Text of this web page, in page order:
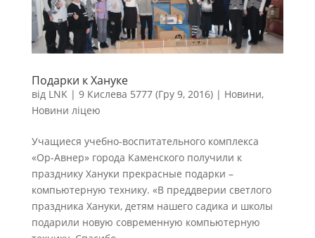
Подарки к Хануке
від LNK| 9 Кислева 5777 (Гру 9, 2016)| Новини,
Новини ліцею
Учащиеся учебно-воспитательного комплекса
«Ор-Авнер» города Каменского получили к
празднику Хануки прекрасные подарки –
компьютерную технику. «В преддверии светлого
праздника Хануки, детям нашего садика и школы
подарили новую современную компьютерную